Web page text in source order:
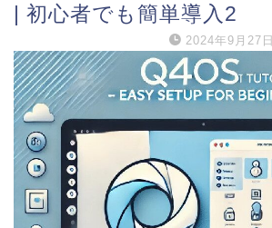
| 初心者でも簡単導入2
2024年9月27日